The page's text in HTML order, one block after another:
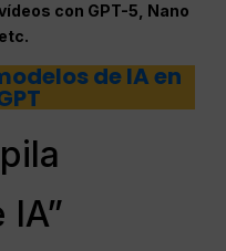
con GPT-5, Nano
de IA en